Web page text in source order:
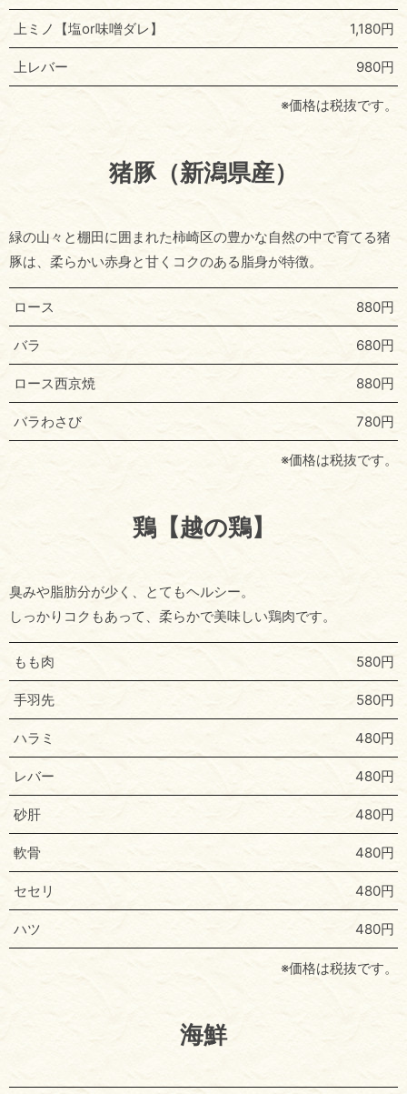
上ミノ【塩or味噌ダレ】 1,180円
上レバー 980円
※価格は税抜です。
猪豚（新潟県産）
緑の山々と棚田に囲まれた柿崎区の豊かな自然の中で育てる猪
豚は、柔らかい赤身と甘くコクのある脂身が特徴。
ロース 880円
バラ 680円
ロース西京焼 880円
バラわさび 780円
※価格は税抜です。
鶏【越の鶏】
臭みや脂肪分が少く、とてもヘルシー。
しっかりコクもあって、柔らかで美味しい鶏肉です。
もも肉 580円
手羽先 580円
ハラミ 480円
レバー 480円
砂肝 480円
軟骨 480円
セセリ 480円
ハツ 480円
※価格は税抜です。
海鮮